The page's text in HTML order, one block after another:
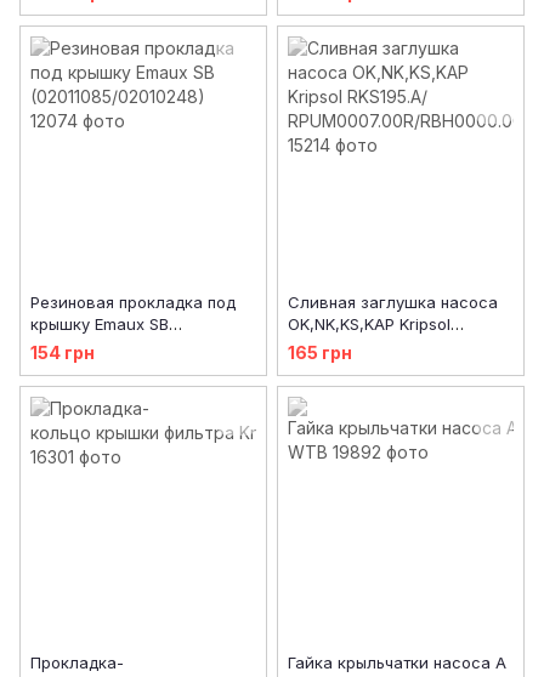
KAPV-KAV-KPRV (MMP) 80/90
(T) RMOT0006.04R
Резиновая прокладка под
крышку Emaux SB
(02011085/02010248)
154 грн
Сливная заглушка насоса
OK,NK,KS,KAP Kripsol
RKS195.A/
RPUM0007.00R/RBH0000.00R
165 грн
Прокладка-
Гайка крыльчатки насоса A